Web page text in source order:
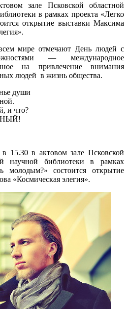
зале Псковской областной
в рамках проекта «Легко
открытие выставки Максима
мире отмечают День людей с
— международное
на привлечение внимания
людей в жизнь общества.
души
и что?
15.30 в актовом зале Псковской
научной библиотеки в рамках
молодым?» состоится открытие
«Космическая элегия».